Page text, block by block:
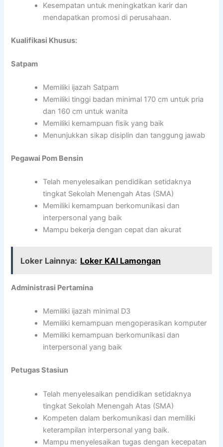
Kesempatan untuk meningkatkan karir dan
mendapatkan promosi di perusahaan.
Kualifikasi Khusus:
Satpam
Memiliki ijazah Satpam
Memiliki tinggi badan minimal 170 cm untuk pria
dan 160 cm untuk wanita
Memiliki kemampuan fisik yang baik
Menunjukkan sikap disiplin dan tanggung jawab
Pegawai Pom Bensin
Telah menyelesaikan pendidikan setidaknya
tingkat Sekolah Menengah Atas (SMA)
Memiliki kemampuan berkomunikasi dan
interpersonal yang baik
Mampu bekerja dengan cepat dan akurat
Loker Lainnya: Loker KAI Lamongan
Administrasi Pertamina
Memiliki ijazah minimal D3
Memiliki kemampuan mengoperasikan komputer
Memiliki kemampuan berkomunikasi dan
interpersonal yang baik
Petugas Stasiun
Telah menyelesaikan pendidikan setidaknya
tingkat Sekolah Menengah Atas (SMA)
Kompeten dalam berkomunikasi dan memiliki
keterampilan interpersonal yang baik.
Mampu menyelesaikan tugas dengan kecepatan